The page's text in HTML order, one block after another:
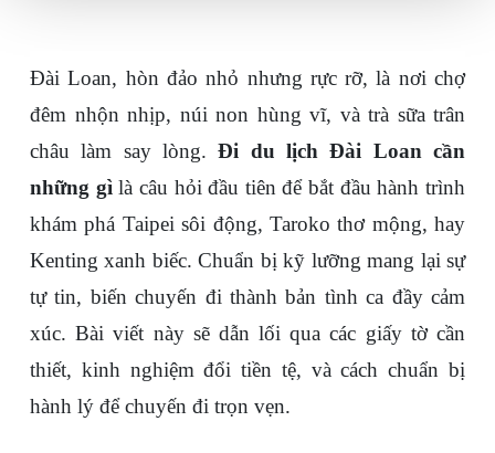
Đài Loan, hòn đảo nhỏ nhưng rực rỡ, là nơi chợ
đêm nhộn nhịp, núi non hùng vĩ, và trà sữa trân
châu làm say lòng. Đi du lịch Đài Loan cần
những gì là câu hỏi đầu tiên để bắt đầu hành trình
khám phá Taipei sôi động, Taroko thơ mộng, hay
Kenting xanh biếc. Chuẩn bị kỹ lưỡng mang lại sự
tự tin, biến chuyến đi thành bản tình ca đầy cảm
xúc. Bài viết này sẽ dẫn lối qua các giấy tờ cần
thiết, kinh nghiệm đổi tiền tệ, và cách chuẩn bị
hành lý để chuyến đi trọn vẹn.